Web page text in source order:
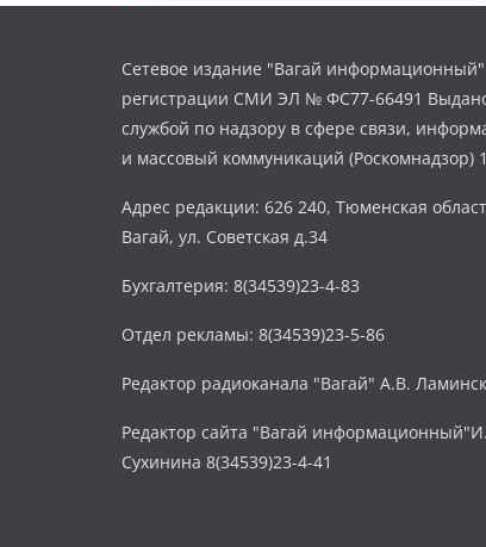
Сетевое издание "Вагай информационный"
регистрации СМИ ЭЛ № ФС77-66491
службой по надзору в сфере связи,
и массовый коммуникаций (Роскомнадзор)
Адрес редакции: 626 240, Тюменская
Вагай, ул. Советская д.34
Бухгалтерия: 8(34539)23-4-83
Отдел рекламы: 8(34539)23-5-86
Редактор радиоканала "Вагай" А.В.
Редактор сайта "Вагай
Сухинина 8(34539)23-4-41